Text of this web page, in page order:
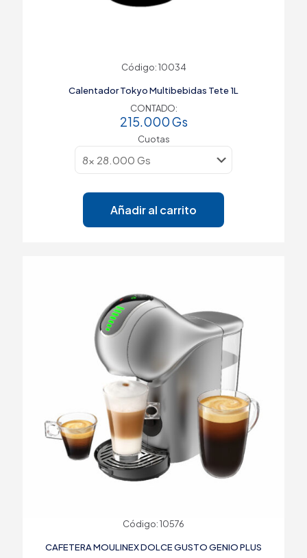
Código: 10034
Calentador Tokyo Multibebidas Tete 1L
CONTADO:
215.000Gs
Cuotas
Añadir al carrito
Código: 10576
CAFETERA MOULINEX DOLCE GUSTO GENIO PLUS